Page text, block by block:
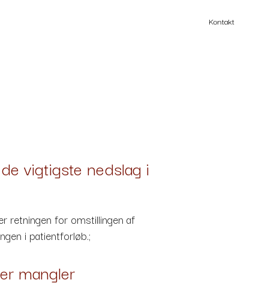
Kontakt
vigtigste nedslag i
retningen for omstillingen af
i patientforløb.;
mangler